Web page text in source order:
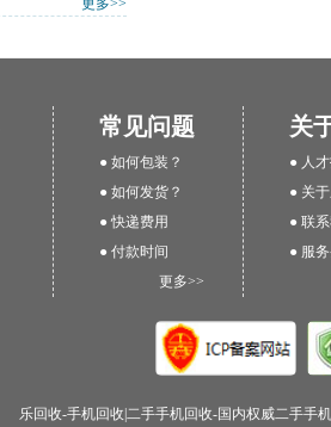
更多>>
常见问题
● 如何包装？
● 如何发货？
● 快递费用
● 付款时间
更多>>
关
● 人
● 关
● 联
● 服
乐回收-手机回收|二手手机回收-国内权威二手手